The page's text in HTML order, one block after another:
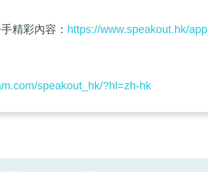
精彩內容： https://www.speakout.hk/app
speakout_hk/?hl=zh-hk